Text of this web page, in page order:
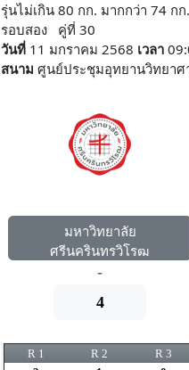
รุ่นไม่เกิน 80 กก. มากกว่า 74 ก
รอบสอง คู่ที่ 30
วันที่ 11 มกราคม 2568 เวลา
สนาม ศูนย์ประชุมอุทยานวิทยาศ
มหาวิทยาลัย
ศรีนครินทรวิโรฒ
-
4
R 1 R 2
R 3